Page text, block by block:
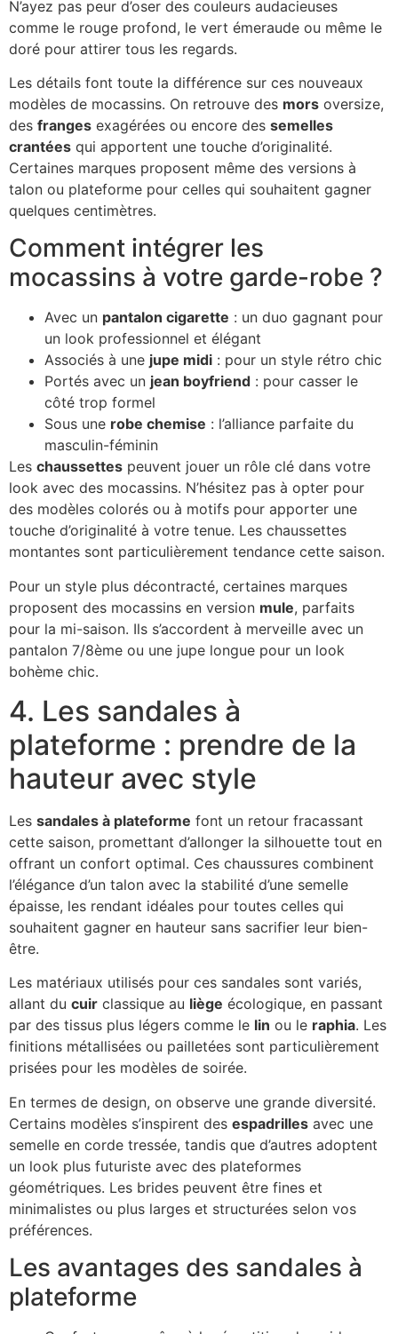
N’ayez pas peur d’oser des couleurs audacieuses
comme le rouge profond, le vert émeraude ou même le
doré pour attirer tous les regards.
Les détails font toute la différence sur ces nouveaux
modèles de mocassins. On retrouve des mors oversize,
des franges exagérées ou encore des semelles
crantées qui apportent une touche d’originalité.
Certaines marques proposent même des versions à
talon ou plateforme pour celles qui souhaitent gagner
quelques centimètres.
Comment intégrer les
mocassins à votre garde-robe ?
Avec un pantalon cigarette : un duo gagnant pour
un look professionnel et élégant
Associés à une jupe midi : pour un style rétro chic
Portés avec un jean boyfriend : pour casser le
côté trop formel
Sous une robe chemise : l’alliance parfaite du
masculin-féminin
Les chaussettes peuvent jouer un rôle clé dans votre
look avec des mocassins. N’hésitez pas à opter pour
des modèles colorés ou à motifs pour apporter une
touche d’originalité à votre tenue. Les chaussettes
montantes sont particulièrement tendance cette saison.
Pour un style plus décontracté, certaines marques
proposent des mocassins en version mule, parfaits
pour la mi-saison. Ils s’accordent à merveille avec un
pantalon 7/8ème ou une jupe longue pour un look
bohème chic.
4. Les sandales à
plateforme : prendre de la
hauteur avec style
Les sandales à plateforme font un retour fracassant
cette saison, promettant d’allonger la silhouette tout en
offrant un confort optimal. Ces chaussures combinent
l’élégance d’un talon avec la stabilité d’une semelle
épaisse, les rendant idéales pour toutes celles qui
souhaitent gagner en hauteur sans sacrifier leur bien-
être.
Les matériaux utilisés pour ces sandales sont variés,
allant du cuir classique au liège écologique, en passant
par des tissus plus légers comme le lin ou le raphia. Les
finitions métallisées ou pailletées sont particulièrement
prisées pour les modèles de soirée.
En termes de design, on observe une grande diversité.
Certains modèles s’inspirent des espadrilles avec une
semelle en corde tressée, tandis que d’autres adoptent
un look plus futuriste avec des plateformes
géométriques. Les brides peuvent être fines et
minimalistes ou plus larges et structurées selon vos
préférences.
Les avantages des sandales à
plateforme